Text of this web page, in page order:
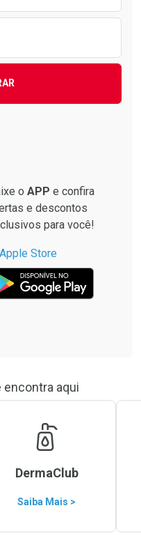
o APP e confira
e descontos
para você!
aqui
DermaClub
Saiba Mais >